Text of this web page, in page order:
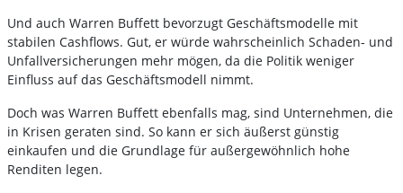
Und auch Warren Buffett bevorzugt Geschäftsmodelle mit
stabilen Cashflows. Gut, er würde wahrscheinlich Schaden- und
Unfallversicherungen mehr mögen, da die Politik weniger
Einfluss auf das Geschäftsmodell nimmt.
Doch was Warren Buffett ebenfalls mag, sind Unternehmen, die
in Krisen geraten sind. So kann er sich äußerst günstig
einkaufen und die Grundlage für außergewöhnlich hohe
Renditen legen.